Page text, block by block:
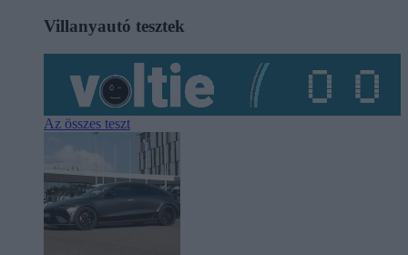
Villanyautó tesztek
Az összes teszt